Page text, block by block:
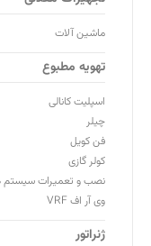
ماشین آلات
تهویه مطبوع
اسپلیت کانالی
چیلر
فن کویل
کولر گازی
نصب و تعمیرات سیستم
وی آر اف VRF
ژنراتور